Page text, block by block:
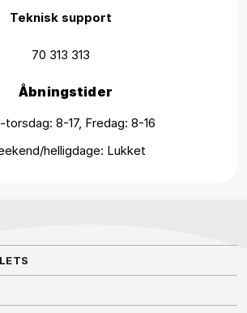
Teknisk support
70 313 313
Åbningstider
torsdag: 8-17, Fredag: 8-16
helligdage: Lukket